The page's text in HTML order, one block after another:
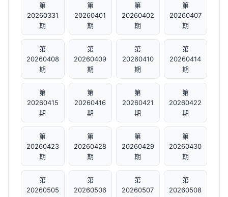
第
20260331
期
第
20260401
期
第
20260402
期
第
20260407
期
第
20260408
期
第
20260409
期
第
20260410
期
第
20260414
期
第
20260415
期
第
20260416
期
第
20260421
期
第
20260422
期
第
20260423
期
第
20260428
期
第
20260429
期
第
20260430
期
第
20260505
第
20260506
第
20260507
第
20260508